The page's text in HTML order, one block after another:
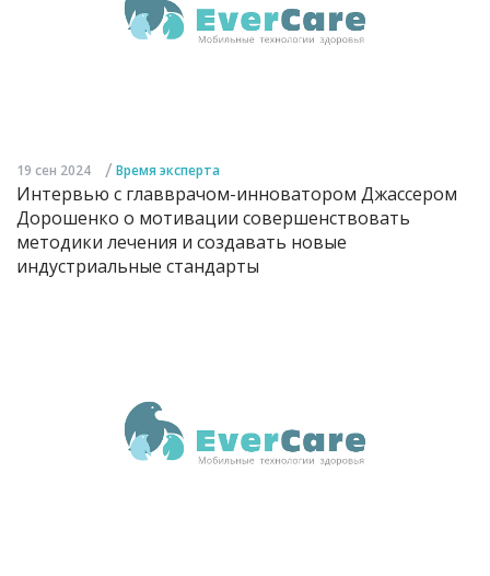
19 сен 2024 / Время эксперта
Интервью с главврачом-инноватором Джассером
Дорошенко о мотивации совершенствовать
методики лечения и создавать новые
индустриальные стандарты